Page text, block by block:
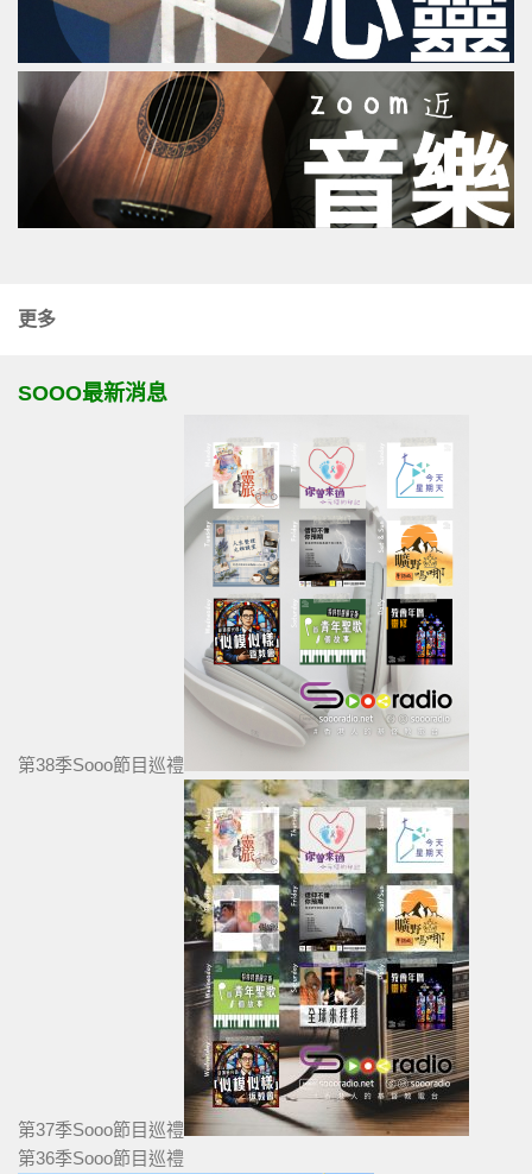
更多
SOOO最新消息
第38季Sooo節目巡禮
第37季Sooo節目巡禮
第36季Sooo節目巡禮